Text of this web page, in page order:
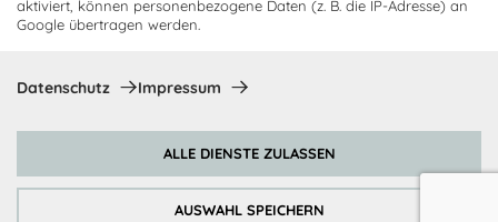
aktiviert, können personenbezogene Daten (z. B. die IP-Adresse) an
Google übertragen werden.
Datenschutz Impressum
AUSWAHL SPEICHERN
ALLE DIENSTE ZULASSEN
per E-Mail-Newsletter über seine Angebote informiert.
Zahlungsmethoden